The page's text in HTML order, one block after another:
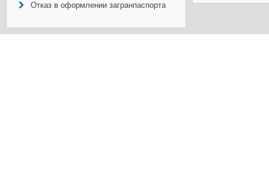
Отказ в оформлении загранпаспорта